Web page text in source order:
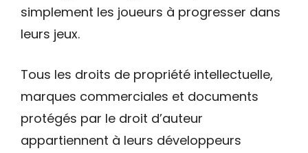
simplement les joueurs à progresser dans
leurs jeux.
Tous les droits de propriété intellectuelle,
marques commerciales et documents
protégés par le droit d’auteur
appartiennent à leurs développeurs